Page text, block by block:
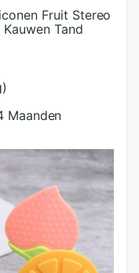
Fruit Stereo
Tand
Maanden